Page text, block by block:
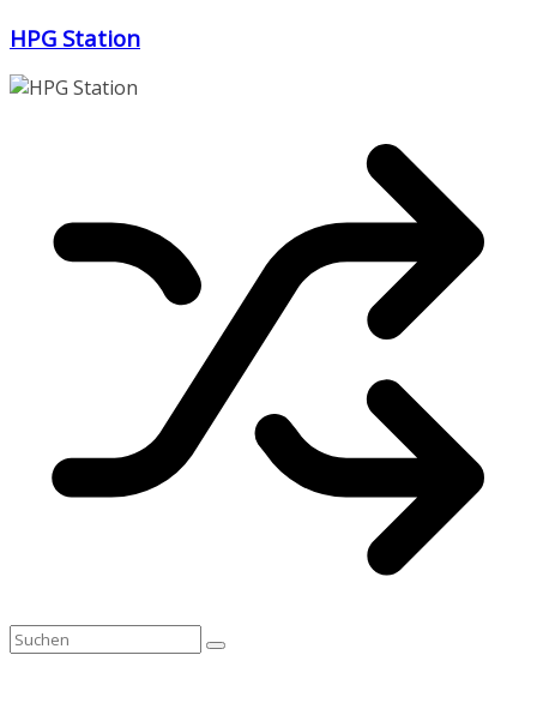
Zum
springen
HPG Station